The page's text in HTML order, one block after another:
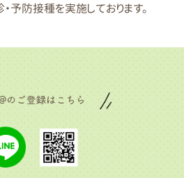
防接種を実施しております。